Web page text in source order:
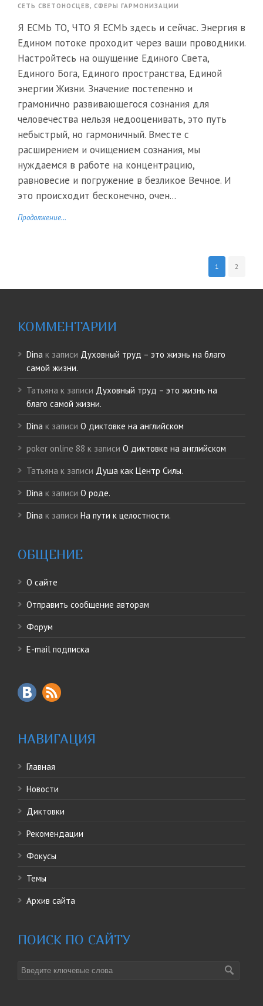
СЕТЬ СВЕТОНОСЦЕВ , СФЕРЫ ГАРМОНИЗАЦИИ
Я ЕСМЬ ТО, ЧТО Я ЕСМЬ здесь и сейчас. Энергия в
Едином потоке проходит через ваши проводники.
Настройтесь на ощущение Единого Света,
Единого Бога, Единого пространства, Единой
энергии Жизни. Значение постепенно и
грамонично развивающегося сознания для
человечества нельзя недооценивать, это путь
небыстрый, но гармоничный. Вместе с
расширением и очищением сознания, мы
нуждаемся в работе на концентрацию,
равновесие и погружение в безликое Вечное. И
это происходит бесконечно, очен...
Продолжение...
1 2
КОММЕНТАРИИ
Dina к записи Духовный труд – это жизнь на благо
самой жизни.
Татьяна к записи Духовный труд – это жизнь на
благо самой жизни.
Dina к записи О диктовке на английском
poker online 88 к записи О диктовке на английском
Татьяна к записи Душа как Центр Силы.
Dina к записи О роде.
Dina к записи На пути к целостности.
ОБЩЕНИЕ
О сайте
Отправить сообщение авторам
Форум
E-mail подписка
НАВИГАЦИЯ
Главная
Новости
Диктовки
Рекомендации
Фокусы
Темы
Архив сайта
ПОИСК ПО САЙТУ